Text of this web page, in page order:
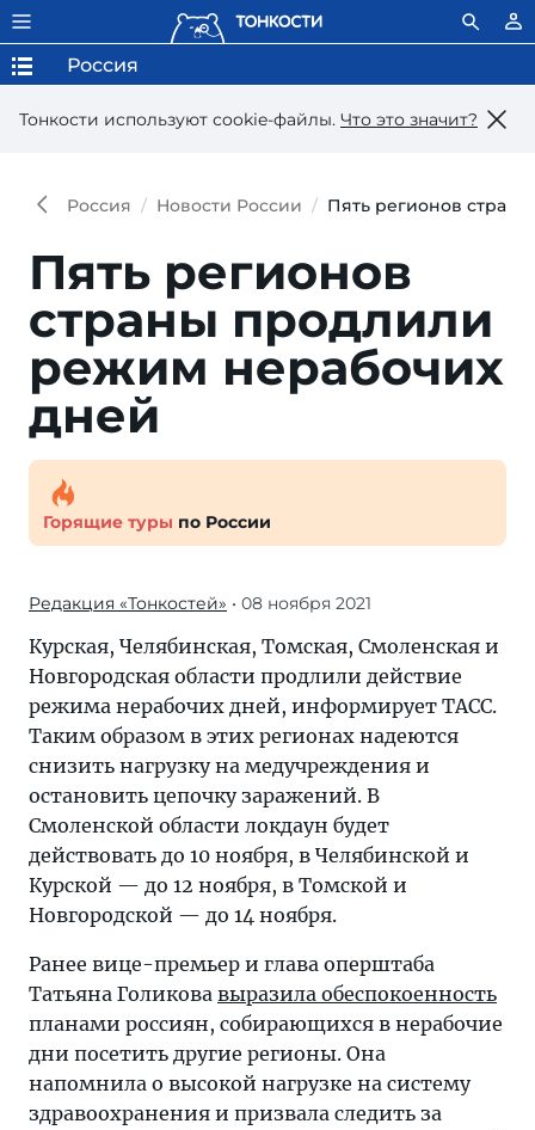
Тонкости используют сookie-файлы. Что это значит?
Россия
Россия Новости России Пять регионов
Пять регионов
страны продлили
режим нерабочих
дней
Горящие туры по России
Редакция «Тонкостей» • 08 ноября 2021
Курская, Челябинская, Томская, Смоленская и
Новгородская области продлили действие
режима нерабочих дней, информирует ТАСС.
Таким образом в этих регионах надеются
снизить нагрузку на медучреждения и
остановить цепочку заражений. В
Смоленской области локдаун будет
действовать до 10 ноября, в Челябинской и
Курской — до 12 ноября, в Томской и
Новгородской — до 14 ноября.
Ранее вице-премьер и глава оперштаба
Татьяна Голикова выразила обеспокоенность
планами россиян, собирающихся в нерабочие
дни посетить другие регионы. Она
напомнила о высокой нагрузке на систему
здравоохранения и призвала следить за